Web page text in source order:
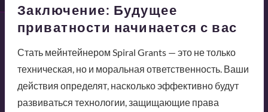
Заключение: Будущее
приватности начинается с вас
Стать мейнтейнером Spiral Grants — это не только
техническая, но и моральная ответственность. Ваши
действия определят, насколько эффективно будут
развиваться технологии, защищающие права